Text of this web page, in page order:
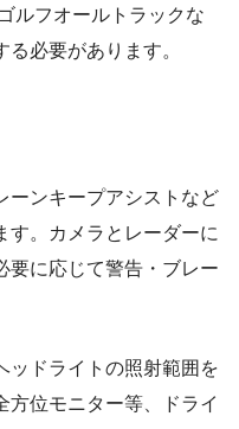
ルフオールトラックな
必要があります。
ーンキープアシストなど
す。カメラとレーダーに
要に応じて警告・ブレー
ッドライトの照射範囲を
方位モニター等、ドライ